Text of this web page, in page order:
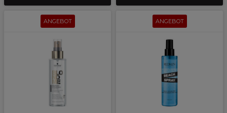
ANGEBOT ANGEBOT